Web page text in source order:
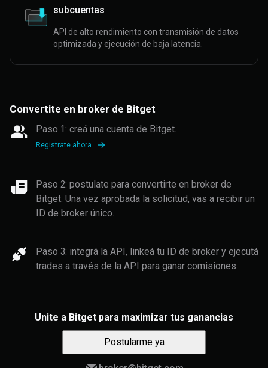
subcuentas
API de alto rendimiento con transmisión de datos
optimizada y ejecución de baja latencia.
Convertite en broker de Bitget
Paso 1: creá una cuenta de Bitget.
Registrate ahora
Paso 2: postulate para convertirte en broker de
Bitget. Una vez aprobada la solicitud, vas a recibir un
ID de broker único.
Paso 3: integrá la API, linkeá tu ID de broker y ejecutá
trades a través de la API para ganar comisiones.
Unite a Bitget para maximizar tus ganancias
Postularme ya